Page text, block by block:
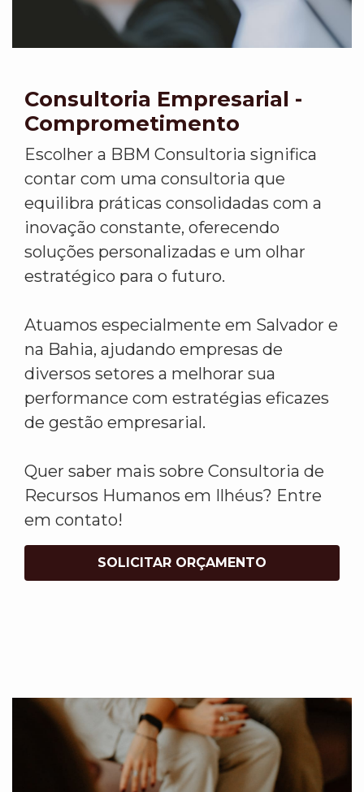
Consultoria Empresarial -
Comprometimento
Escolher a BBM Consultoria significa
contar com uma consultoria que
equilibra práticas consolidadas com a
inovação constante, oferecendo
soluções personalizadas e um olhar
estratégico para o futuro.
Atuamos especialmente em Salvador e
na Bahia, ajudando empresas de
diversos setores a melhorar sua
performance com estratégias eficazes
de gestão empresarial.
Quer saber mais sobre Consultoria de
Recursos Humanos em Ilhéus? Entre
em contato!
SOLICITAR ORÇAMENTO